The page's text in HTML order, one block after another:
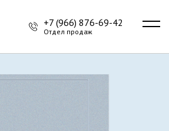
+7 (966) 876-69-42
Отдел продаж